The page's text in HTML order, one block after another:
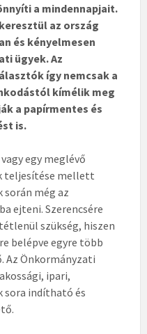
a mindennapjait.
az ország
és kényelmesen
ügyek. Az
így nemcsak a
kímélik meg
a papírmentes és
is.
egy meglévő
teljesítése mellett
során még az
ejteni. Szerencsére
szükség, hiszen
belépve egyre több
Az Önkormányzati
ipari,
sora indítható és